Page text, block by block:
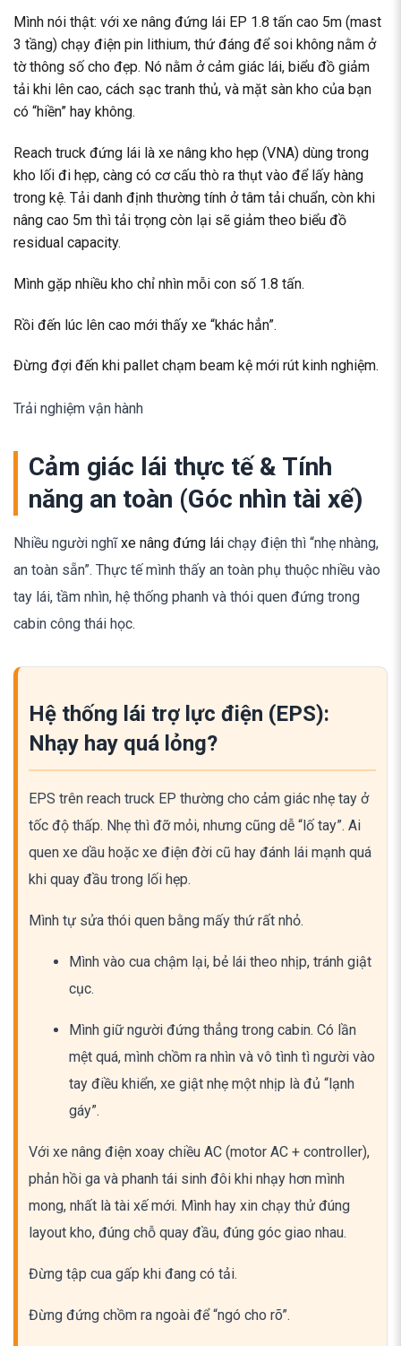
Mình nói thật: với xe nâng đứng lái EP 1.8 tấn cao 5m (mast
3 tầng) chạy điện pin lithium, thứ đáng để soi không nằm ở
tờ thông số cho đẹp. Nó nằm ở cảm giác lái, biểu đồ giảm
tải khi lên cao, cách sạc tranh thủ, và mặt sàn kho của bạn
có “hiền” hay không.
Reach truck đứng lái là xe nâng kho hẹp (VNA) dùng trong
kho lối đi hẹp, càng có cơ cấu thò ra thụt vào để lấy hàng
trong kệ. Tải danh định thường tính ở tâm tải chuẩn, còn khi
nâng cao 5m thì tải trọng còn lại sẽ giảm theo biểu đồ
residual capacity.
Mình gặp nhiều kho chỉ nhìn mỗi con số 1.8 tấn.
Rồi đến lúc lên cao mới thấy xe “khác hẳn”.
Đừng đợi đến khi pallet chạm beam kệ mới rút kinh nghiệm.
Trải nghiệm vận hành
Cảm giác lái thực tế & Tính
năng an toàn (Góc nhìn tài xế)
Nhiều người nghĩxe nâng đứng lái chạy điện thì “nhẹ nhàng,
an toàn sẵn”. Thực tế mình thấy an toàn phụ thuộc nhiều vào
tay lái, tầm nhìn, hệ thống phanh và thói quen đứng trong
cabin công thái học.
Hệ thống lái trợ lực điện (EPS):
Nhạy hay quá lỏng?
EPS trên reach truck EP thường cho cảm giác nhẹ tay ở
tốc độ thấp. Nhẹ thì đỡ mỏi, nhưng cũng dễ “lố tay”. Ai
quen xe dầu hoặc xe điện đời cũ hay đánh lái mạnh quá
khi quay đầu trong lối hẹp.
Mình tự sửa thói quen bằng mấy thứ rất nhỏ.
Mình vào cua chậm lại, bẻ lái theo nhịp, tránh giật
cục.
Mình giữ người đứng thẳng trong cabin. Có lần
mệt quá, mình chồm ra nhìn và vô tình tì người vào
tay điều khiển, xe giật nhẹ một nhịp là đủ “lạnh
gáy”.
Với xe nâng điện xoay chiều AC (motor AC + controller),
phản hồi ga và phanh tái sinh đôi khi nhạy hơn mình
mong, nhất là tài xế mới. Mình hay xin chạy thử đúng
layout kho, đúng chỗ quay đầu, đúng góc giao nhau.
Đừng tập cua gấp khi đang có tải.
Đừng đứng chồm ra ngoài để “ngó cho rõ”.